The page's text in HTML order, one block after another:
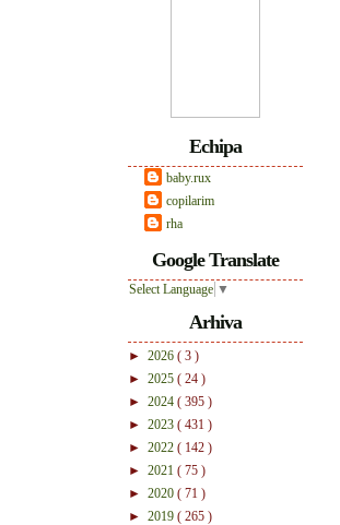
Echipa
baby.rux
copilarim
rha
Google Translate
Select Language ▼
Arhiva
► 2026 ( 3 )
► 2025 ( 24 )
► 2024 ( 395 )
► 2023 ( 431 )
► 2022 ( 142 )
► 2021 ( 75 )
► 2020 ( 71 )
► 2019 ( 265 )